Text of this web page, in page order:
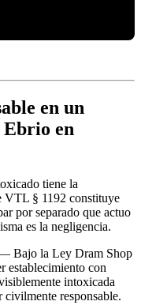
en un
en
tiene la
VTL § 1192 constituye
por separado que actuo
es la negligencia.
Bajo la Ley Dram Shop
establecimiento con
intoxicada
civilmente responsable.